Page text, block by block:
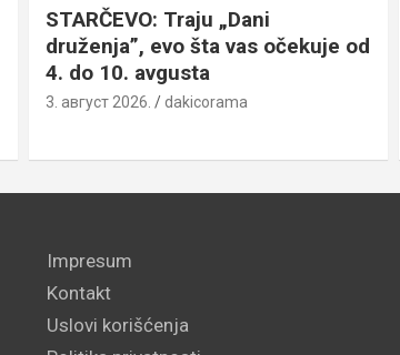
STARČEVO: Traju „Dani
druženja”, evo šta vas očekuje od
4. do 10. avgusta
3. август 2026. dakicorama
Impresum
Kontakt
Uslovi korišćenja